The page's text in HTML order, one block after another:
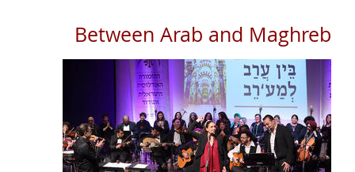
Between Arab and Maghreb